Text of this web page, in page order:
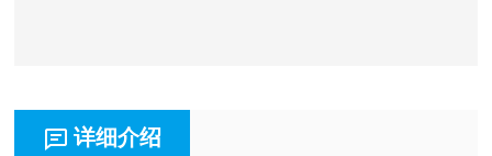
详细介绍